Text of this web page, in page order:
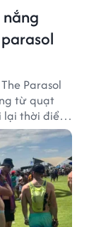
Parasol
từ quạt
thời điểm
vượt khỏi